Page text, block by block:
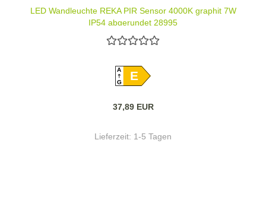
LED Wandleuchte REKA PIR Sensor 4000K graphit 7W
IP54 abgerundet 28995
A
GE
37,89 EUR
Lieferzeit: 1-5 Tagen